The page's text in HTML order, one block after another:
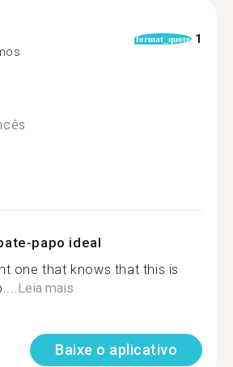
format_quote 1
papo ideal
one that knows that this is
Leia mais
Baixe o aplicativo